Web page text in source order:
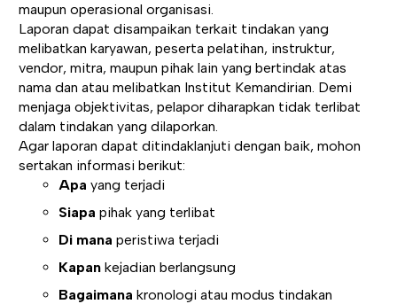
maupun operasional organisasi.
Laporan dapat disampaikan terkait tindakan yang
melibatkan karyawan, peserta pelatihan, instruktur,
vendor, mitra, maupun pihak lain yang bertindak atas
nama dan atau melibatkan Institut Kemandirian. Demi
menjaga objektivitas, pelapor diharapkan tidak terlibat
dalam tindakan yang dilaporkan.
Agar laporan dapat ditindaklanjuti dengan baik, mohon
sertakan informasi berikut:
Apa yang terjadi
Siapa pihak yang terlibat
Di mana peristiwa terjadi
Kapan kejadian berlangsung
Bagaimana kronologi atau modus tindakan